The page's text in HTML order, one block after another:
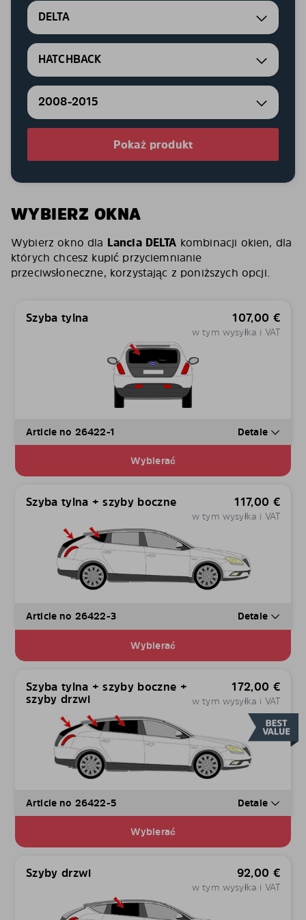
DELTA
HATCHBACK
2008-2015
Pokaż produkt
WYBIERZ OKNA
Wybierz okno dla Lancia DELTA kombinacji okien, dla
których chcesz kupić przyciemnianie
przeciwsłoneczne, korzystając z poniższych opcji.
Szyba tylna 107,00 €
w tym wysyłka i VAT
Article no 26422-1 Detale
Wybierać
Szyba tylna + szyby boczne 117,00 €
w tym wysyłka i VAT
Article no 26422-3 Detale
Wybierać
Szyba tylna + szyby boczne +
szyby drzwi
172,00 €
w tym wysyłka i VAT
Article no 26422-5 Detale
Wybierać
Szyby drzwi 92,00 €
w tym wysyłka i VAT